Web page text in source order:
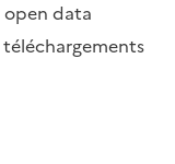
open data
téléchargements